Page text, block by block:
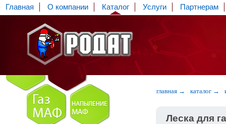
Главная О компании Каталог Услуги Партнерам
главная → каталог →
Леска для